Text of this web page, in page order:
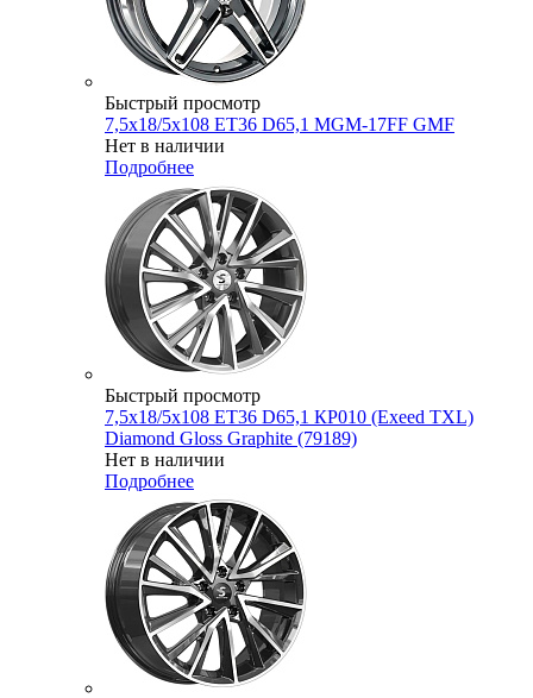
Быстрый просмотр
7,5x18/5x108 ET36 D65,1 MGM-17FF GMF
Нет в наличии
Подробнее
Быстрый просмотр
7,5x18/5x108 ET36 D65,1 КР010 (Exeed TXL)
Diamond Gloss Graphite (79189)
Нет в наличии
Подробнее